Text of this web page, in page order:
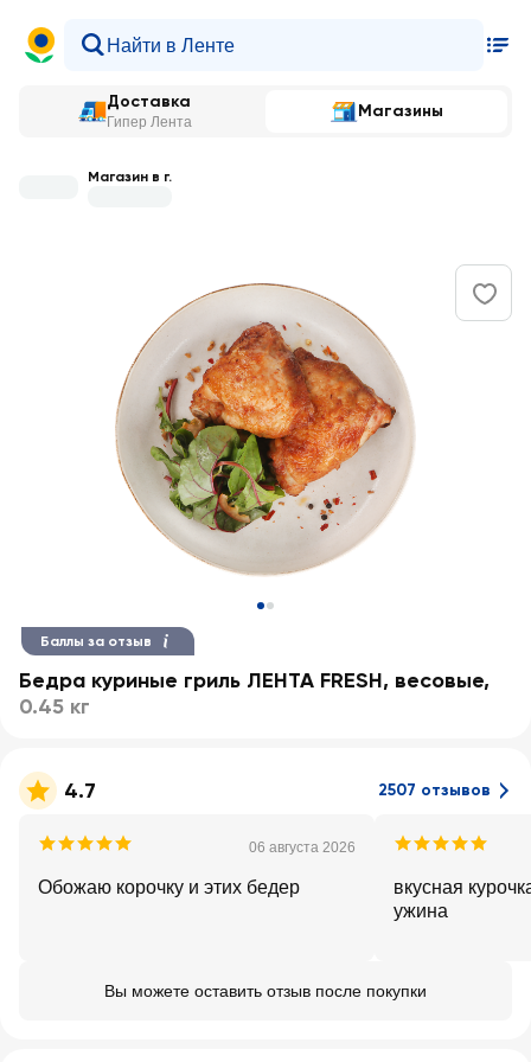
Доставка
Гипер Лента
Магазины
Магазин в г.
Баллы за отзыв
Бедра куриные гриль ЛЕНТА FRESH, весовые,
0.45 кг
4.7 2507 отзывов
06 августа 2026
Обожаю корочку и этих бедер
вкусная
ужина
Вы можете оставить отзыв после покупки